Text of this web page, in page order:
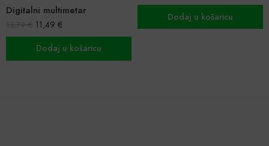
Digitalni multimetar
15,79€ 11,49 €
Dodaj u košaricu
Dodaj u košaricu